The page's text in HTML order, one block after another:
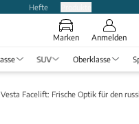
Hefte
Marken Anmelden
SUV Oberklasse
Vesta Facelift: Frische Optik für den